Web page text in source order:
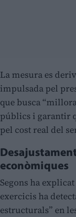
La mesura es
impulsada pel
que busca
públics i garantir
pel cost real del
econòmiques
Segons ha
exercicis ha
estructurals” en